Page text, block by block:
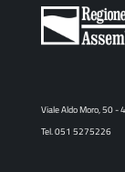
Viale Aldo Moro, 50 -
Tel. 051 5275226